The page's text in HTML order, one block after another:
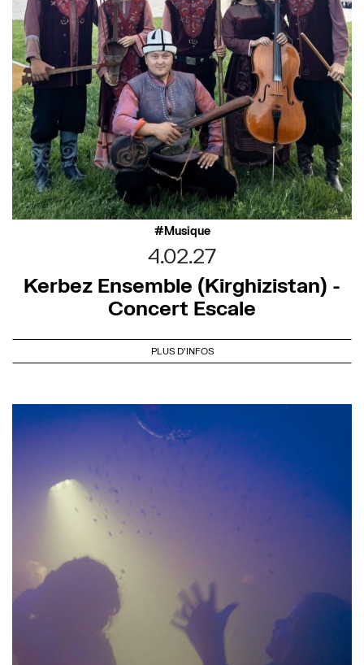
Musique
4.02.27
Kerbez Ensemble (Kirghizistan) -
Concert Escale
PLUS D'INFOS